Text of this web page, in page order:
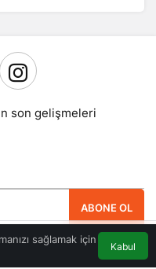
sağlamak için
Kabul
son gelişmeleri
ABONE OL
haberdar olan ilk kişi
Trafik